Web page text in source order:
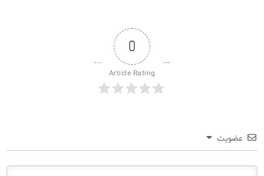
0
Article Rating
عضویت